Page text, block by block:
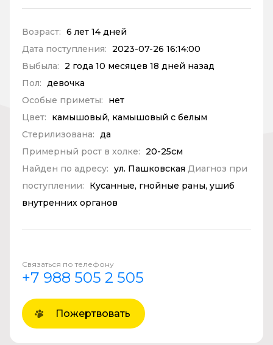
Возраст: 6 лет 14 дней
Дата поступления:
2023-07-26 16:14:00
Выбыла:
2 года 10 месяцев 18 дней назад
Пол: девочка
Особые приметы:
нет
Цвет:
камышовый, камышовый с белым
Стерилизована: да
Примерный рост в холке:
20-25см
Найден по адресу: ул. Пашковская Диагноз при
поступлении:
Кусанные, гнойные раны, ушиб
внутренних органов
Связаться по телефону
+7 988 505 2 505
Пожертвовать